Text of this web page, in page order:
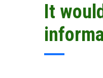
It